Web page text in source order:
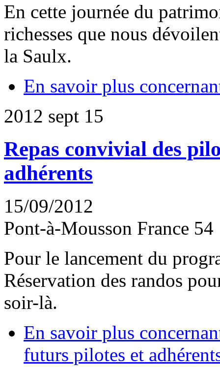
En cette journée du
richesses que nous
la Saulx.
En savoir plus
2012 sept 15
Repas convivial des
adhérents
15/09/2012
Pont-à-Mousson France 54
Pour le lancement du
Réservation des randos
soir-là.
En savoir plus
futurs pilotes et